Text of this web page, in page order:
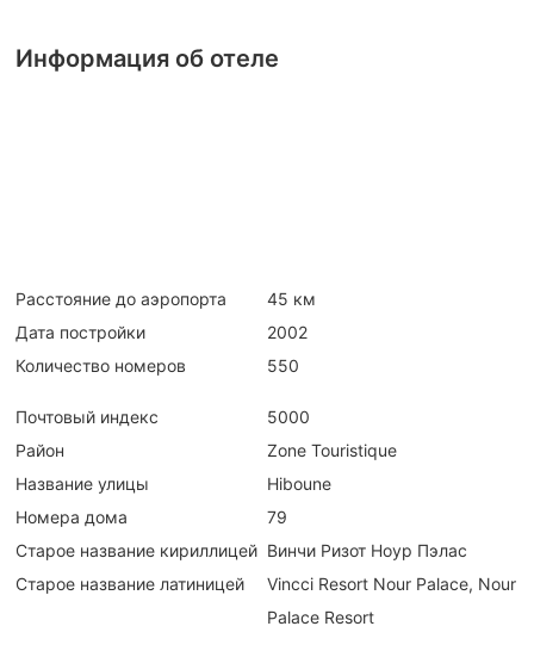
Информация об отеле
Расстояние до аэропорта
45 км
Дата постройки
2002
Количество номеров
550
Почтовый индекс
5000
Район
Zone Touristique
Название улицы
Hiboune
Номера дома
79
Старое название кириллицей Винчи Ризот Ноур Пэлас
Старое название латиницей
Vincci Resort Nour Palace, Nour
Palace Resort